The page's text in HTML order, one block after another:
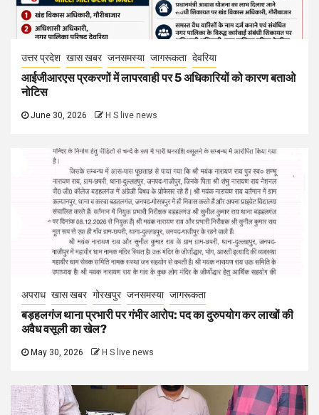
उत्तर प्रदेश खास खबर जनसमस्या जागरूकता देवरिया
आईजीआरएस प्रकरणों में लापरवाही पर 5 अधिकारियों को कारण बताओ
नोटिस
June 30, 2026 H S live news
अपराध खास खबर गोरखपुर जनसमस्या जागरूकता
बड़हलगंज थाना प्रभारी पर गंभीर आरोप: पद का दुरुपयोग कर लाखों की
अवैध वसूली का खेल?
May 30, 2026 H S live news